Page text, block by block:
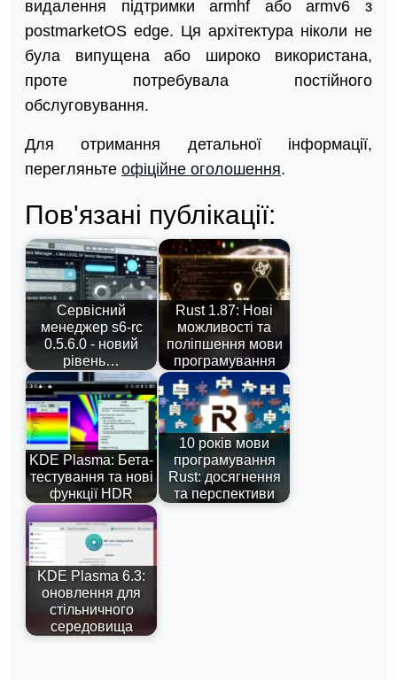
видалення підтримки armhf або armv6 з
postmarketOS edge. Ця архітектура ніколи не
була випущена або широко використана,
проте потребувала постійного
обслуговування.
Для отримання детальної інформації,
перегляньте офіційне оголошення.
Пов'язані публікації:
Сервісний
менеджер s6-rc
0.5.6.0 - новий
рівень…
Rust 1.87: Нові
можливості та
поліпшення мови
програмування
KDE Plasma: Бета-
тестування та нові
функції HDR
10 років мови
програмування
Rust: досягнення
та перспективи
KDE Plasma 6.3:
оновлення для
стільничного
середовища